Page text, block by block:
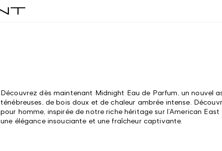
Découvrez dès maintenant Midnight Eau de Parfum, un nouvel
ténébreuses, de bois doux et de chaleur ambrée intense.
pour homme, inspirée de notre riche héritage sur l’American
une élégance insouciante et une fraîcheur captivante.